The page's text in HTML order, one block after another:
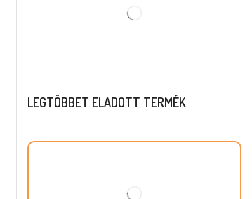
LEGTÖBBET ELADOTT TERMÉK